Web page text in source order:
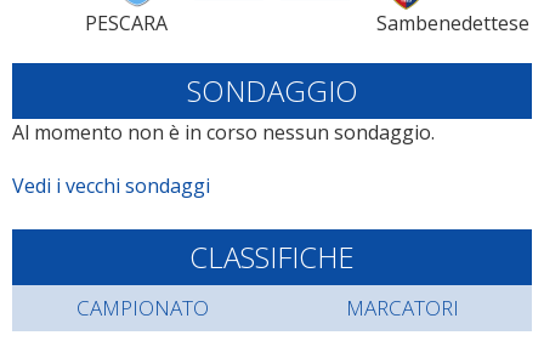
PESCARA Sambenedettese
SONDAGGIO
Al momento non è in corso nessun sondaggio.
Vedi i vecchi sondaggi
CLASSIFICHE
CAMPIONATO MARCATORI